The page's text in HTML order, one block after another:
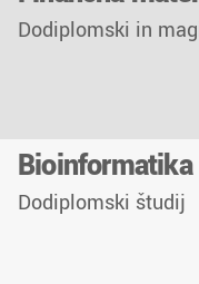
Dodiplomski in
Bioinformatika
Dodiplomski študij